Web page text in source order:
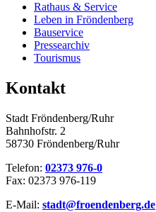
Rathaus & Service
Leben in Fröndenberg
Bauservice
Pressearchiv
Tourismus
Kontakt
Stadt Fröndenberg/Ruhr
Bahnhofstr. 2
58730 Fröndenberg/Ruhr
Telefon: 02373 976-0
Fax: 02373 976-119
E-Mail: stadt@​froendenberg.de